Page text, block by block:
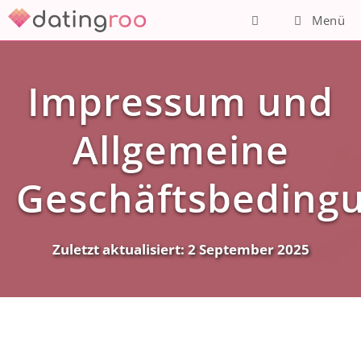
Zum
Inhalt
Menü
Impressum und
Allgemeine
Zuletzt aktualisiert:2 September 2025